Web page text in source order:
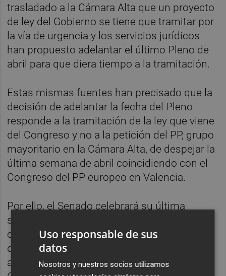
trasladado a la Cámara Alta que un proyecto
de ley del Gobierno se tiene que tramitar por
la vía de urgencia y los servicios jurídicos
han propuesto adelantar el último Pleno de
abril para que diera tiempo a la tramitación.
Estas mismas fuentes han precisado que la
decisión de adelantar la fecha del Pleno
responde a la tramitación de la ley que viene
del Congreso y no a la petición del PP, grupo
mayoritario en la Cámara Alta, de despejar la
última semana de abril coincidiendo con el
Congreso del PP europeo en Valencia.
Por ello, el Senado celebrará su última
sesión plenaria del mes de abril el día 22 de
ese mes y se desarrollará todo en el mismo
día para liberar de agenda también el 23 de
abril, que se conmemora Sant Jordi en
Uso responsable de sus
datos
Nosotros y nuestros socios utilizamos